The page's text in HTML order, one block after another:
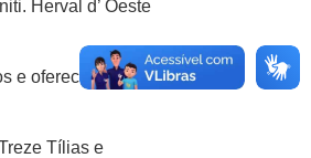
Herval d’ Oeste
e oferecer extensão
Tílias e